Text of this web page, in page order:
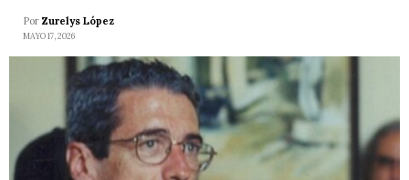
Por Zurelys López
MAYO 17, 2026